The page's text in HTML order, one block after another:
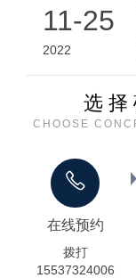
11-25
2022
选
CHOOSE
在线预约
拨打
15537324006